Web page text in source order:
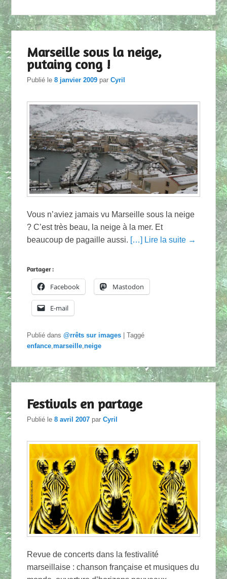
Marseille sous la neige,
putaing cong !
Publié le8 janvier 2009 parCyril
Vous n’aviez jamais vu Marseille sous la neige
? C’est très beau, la neige à la mer. Et
beaucoup de pagaille aussi. […] Lire la suite →
Partager :
Facebook Mastodon
E-mail
Publié dans @rrêts sur images |Taggé
enfance,marseille,neige
Festivals en partage
Publié le8 avril 2007 parCyril
Revue de concerts dans la festivalité
marseillaise : chanson française et musiques du